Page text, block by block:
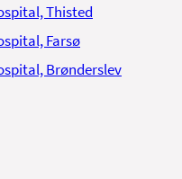
Thisted
Farsø
Brønderslev